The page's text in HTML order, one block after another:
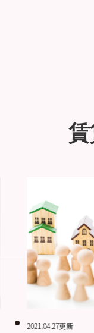
2021.04.27更新